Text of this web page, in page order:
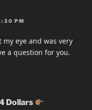
PM
eye and was very
a question for you.
Dollars